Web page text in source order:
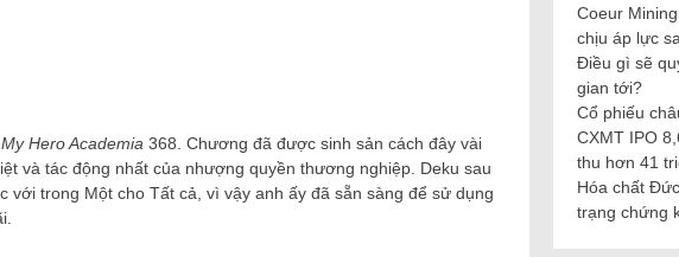
My Hero Academia 368. Chương đã được sinh sản cách đây vài
và tác động nhất của nhượng quyền thương nghiệp. Deku sau
trong Một cho Tất cả, vì vậy anh ấy đã sẵn sàng để sử dụng
Coeur
chịu áp lực
Điều gì sẽ
gian tới?
Cổ phiếu
CXMT IPO
thu hơn 41
Hóa chất
trạng chứng